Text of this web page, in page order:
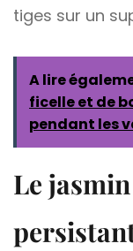
tiges sur un
A lire
ficelle et de
pendant les
Le